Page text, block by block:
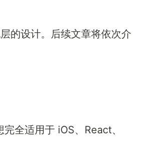
的设计。后续文章将依次介
全适用于 iOS、React、